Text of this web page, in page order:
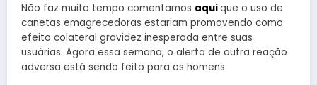
Não faz muito tempo comentamos aquique o uso de
canetas emagrecedoras estariam promovendo como
efeito colateral gravidez inesperada entre suas
usuárias. Agora essa semana, o alerta de outra reação
adversa está sendo feito para os homens.